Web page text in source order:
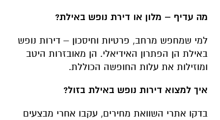
מה עדיף – מלון או דירת נופש באילת?
למי שמחפש מרחב, פרטיות וחיסכון – דירות נופש
באילת הן הפתרון האידיאלי. הן מאובזרות היטב
ומוזילות את עלות החופשה הכוללת.
איך למצוא דירות נופש באילת בזול?
בדקו אתרי השוואת מחירים, עקבו אחרי מבצעים